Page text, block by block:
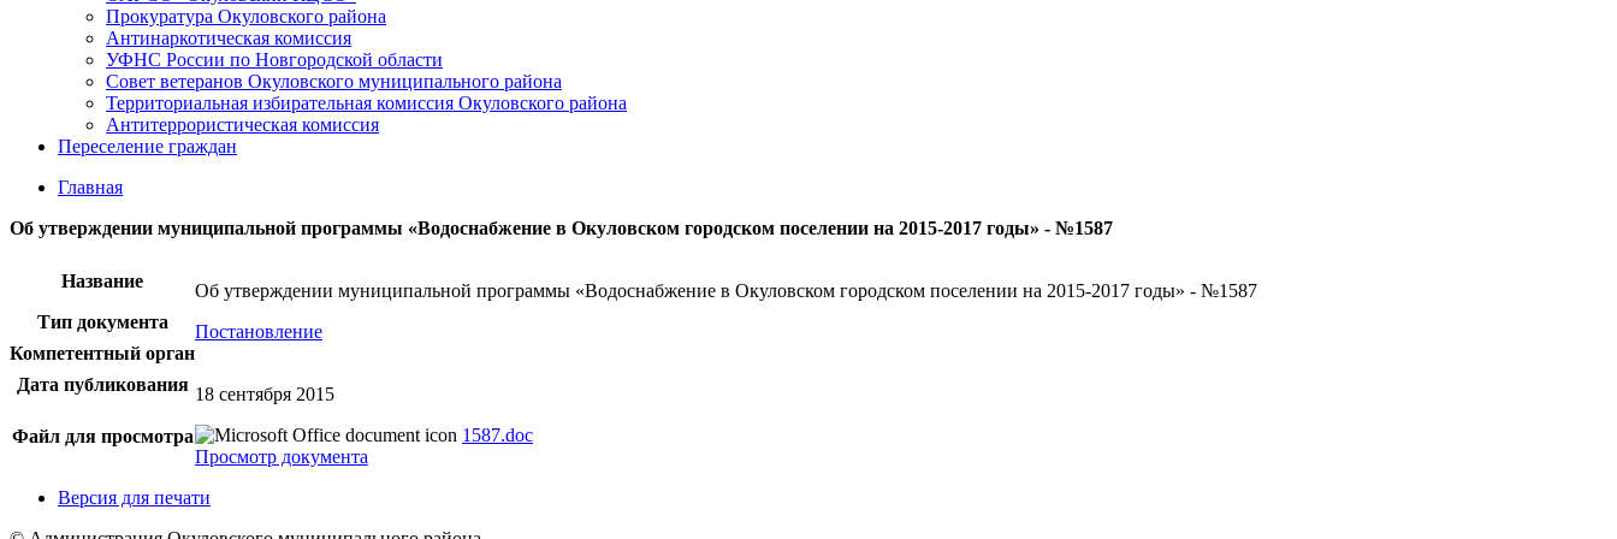
Прокуратура Окуловского района
Антинаркотическая комиссия
УФНС России по Новгородской области
Совет ветеранов Окуловского муниципального района
Территориальная избирательная комиссия Окуловского района
Антитеррористическая комиссия
Переселение граждан
Главная
Об утверждении муниципальной программы «Водоснабжение в Окуловском городском поселении на 2015-2017 годы» - №1587
Название
Об утверждении муниципальной программы «Водоснабжение в Окуловском городском поселении на 2015-2017 годы» - №1587
Тип документа
Постановление
Компетентный орган
Дата публикования 18 сентября 2015
Файл для просмотра
1587.doc
Просмотр документа
Версия для печати